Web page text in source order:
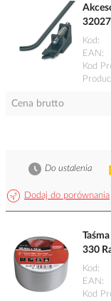
Kod
EAN
Kod
Cena brutto
Dodaj do porównania
Do ustalenia
330
Kod
EAN
Kod